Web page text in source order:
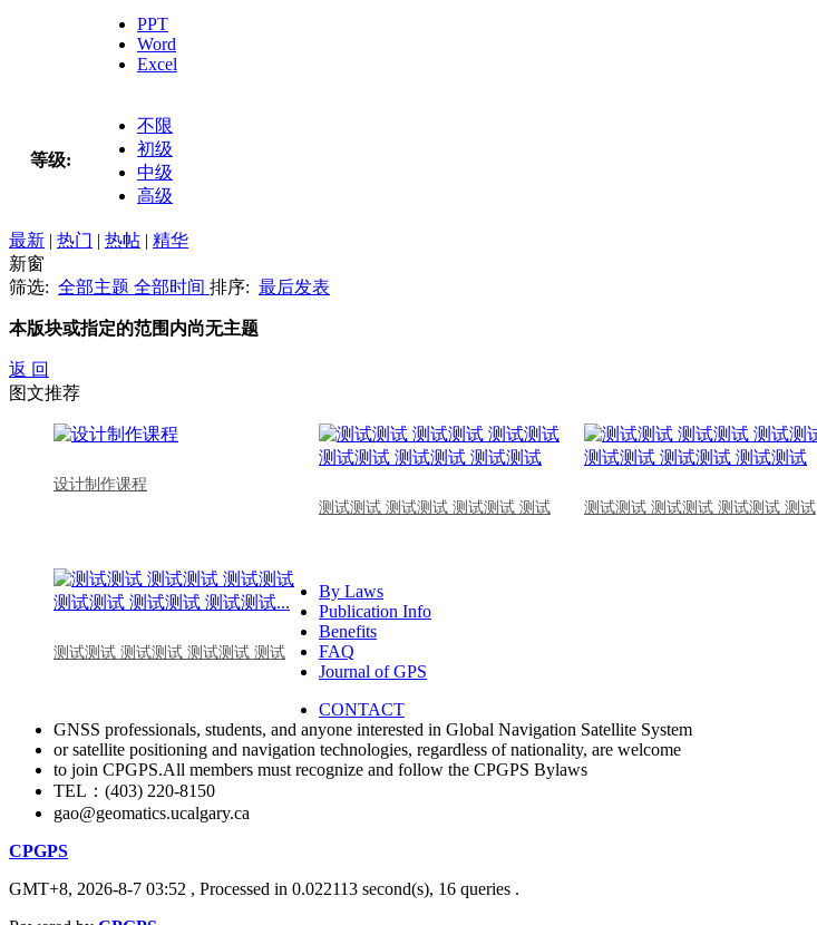
PPT
Word
Excel
等级:
不限
初级
中级
高级
最新 | 热门 | 热帖 | 精华
新窗
筛选: 全部主题 全部时间 排序: 最后发表
本版块或指定的范围内尚无主题
返 回
图文推荐
设计制作课程
测试测试 测试测试 测试测试 测试
测试测试 测试测试 测试测试 测试
测试测试 测试测试 测试测试 测试
By Laws
Publication Info
Benefits
FAQ
Journal of GPS
CONTACT
GNSS professionals, students, and anyone interested in Global Navigation Satellite System
or satellite positioning and navigation technologies, regardless of nationality, are welcome
to join CPGPS.All members must recognize and follow the CPGPS Bylaws
TEL：(403) 220-8150
gao@geomatics.ucalgary.ca
CPGPS
GMT+8, 2026-8-7 03:52 , Processed in 0.022113 second(s), 16 queries .